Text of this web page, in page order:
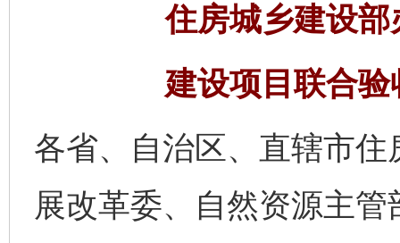
住房城乡建设
建设项目联合
各省、自治区、直辖市
展改革委、自然资源主